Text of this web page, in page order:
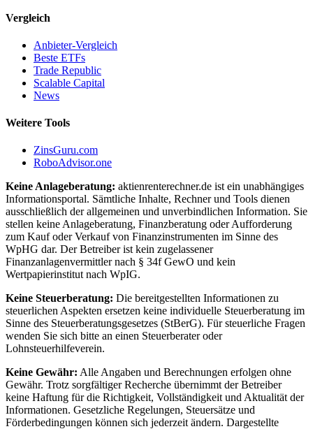
Vergleich
Anbieter-Vergleich
Beste ETFs
Trade Republic
Scalable Capital
News
Weitere Tools
ZinsGuru.com
RoboAdvisor.one
Keine Anlageberatung: aktienrenterechner.de ist ein unabhängiges
Informationsportal. Sämtliche Inhalte, Rechner und Tools dienen
ausschließlich der allgemeinen und unverbindlichen Information. Sie
stellen keine Anlageberatung, Finanzberatung oder Aufforderung
zum Kauf oder Verkauf von Finanzinstrumenten im Sinne des
WpHG dar. Der Betreiber ist kein zugelassener
Finanzanlagenvermittler nach § 34f GewO und kein
Wertpapierinstitut nach WpIG.
Keine Steuerberatung: Die bereitgestellten Informationen zu
steuerlichen Aspekten ersetzen keine individuelle Steuerberatung im
Sinne des Steuerberatungsgesetzes (StBerG). Für steuerliche Fragen
wenden Sie sich bitte an einen Steuerberater oder
Lohnsteuerhilfeverein.
Keine Gewähr: Alle Angaben und Berechnungen erfolgen ohne
Gewähr. Trotz sorgfältiger Recherche übernimmt der Betreiber
keine Haftung für die Richtigkeit, Vollständigkeit und Aktualität der
Informationen. Gesetzliche Regelungen, Steuersätze und
Förderbedingungen können sich jederzeit ändern. Dargestellte